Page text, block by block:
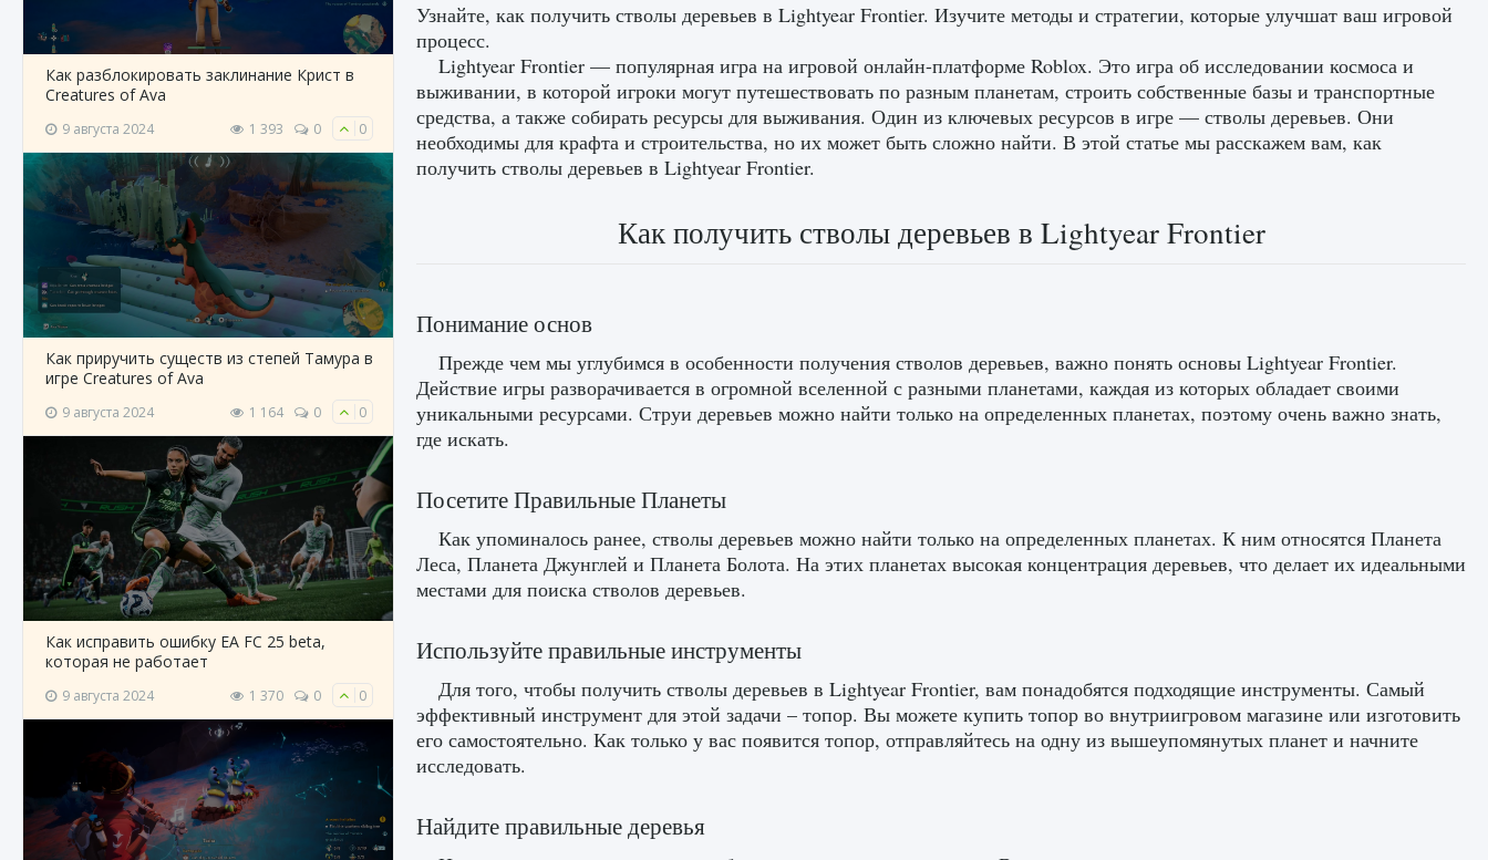
Как разблокировать заклинание Крист в
Creatures of Ava
9 августа 2024 1 393 0 0
Как приручить существ из степей Тамура в
игре Creatures of Ava
9 августа 2024 1 164 0 0
Как исправить ошибку EA FC 25 beta,
которая не работает
9 августа 2024 1 370 0 0
Узнайте, как получить стволы деревьев в Lightyear Frontier. Изучите методы и стратегии, которые улучшат ваш игровой
процесс.
Lightyear Frontier — популярная игра на игровой онлайн-платформе Roblox. Это игра об исследовании космоса и
выживании, в которой игроки могут путешествовать по разным планетам, строить собственные базы и транспортные
средства, а также собирать ресурсы для выживания. Один из ключевых ресурсов в игре — стволы деревьев. Они
необходимы для крафта и строительства, но их может быть сложно найти. В этой статье мы расскажем вам, как
получить стволы деревьев в Lightyear Frontier.
Как получить стволы деревьев в Lightyear Frontier
Понимание основ
Прежде чем мы углубимся в особенности получения стволов деревьев, важно понять основы Lightyear Frontier.
Действие игры разворачивается в огромной вселенной с разными планетами, каждая из которых обладает своими
уникальными ресурсами. Струи деревьев можно найти только на определенных планетах, поэтому очень важно знать,
где искать.
Посетите Правильные Планеты
Как упоминалось ранее, стволы деревьев можно найти только на определенных планетах. К ним относятся Планета
Леса, Планета Джунглей и Планета Болота. На этих планетах высокая концентрация деревьев, что делает их идеальными
местами для поиска стволов деревьев.
Используйте правильные инструменты
Для того, чтобы получить стволы деревьев в Lightyear Frontier, вам понадобятся подходящие инструменты. Самый
эффективный инструмент для этой задачи – топор. Вы можете купить топор во внутриигровом магазине или изготовить
его самостоятельно. Как только у вас появится топор, отправляйтесь на одну из вышеупомянутых планет и начните
исследовать.
Найдите правильные деревья